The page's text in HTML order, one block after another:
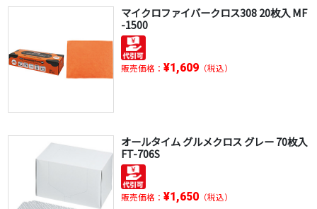
マイクロファイバークロス308 20枚入 MF
-1500
販売価格： ¥1,609（税込）
オールタイム グルメクロス グレー 70枚入
FT-706S
販売価格： ¥1,650（税込）